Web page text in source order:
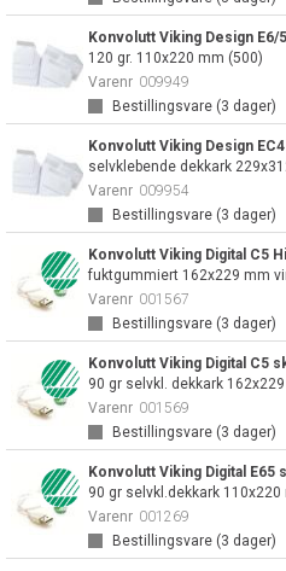
Konvolutt Viking Design E6/
120 gr. 110x220 mm (500)
Varenr 009949
Bestillingsvare (3 dager)
Konvolutt Viking Design
selvklebende dekkark
Varenr 009954
Bestillingsvare (3 dager)
Konvolutt Viking Digital C5
fuktgummiert 162x229 mm
Varenr 001567
Bestillingsvare (3 dager)
Konvolutt Viking Digital C5
90 gr selvkl. dekkark
Varenr 001569
Bestillingsvare (3 dager)
Konvolutt Viking Digital E65
90 gr selvkl.dekkark 110x220
Varenr 001269
Bestillingsvare (3 dager)